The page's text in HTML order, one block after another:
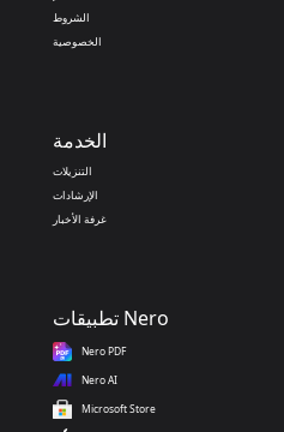
الشروط
الخصوصية
الخدمة
التنزيلات
الإرشادات
غرفة الأخبار
تطبيقات Nero
Nero PDF
Nero AI
Microsoft Store